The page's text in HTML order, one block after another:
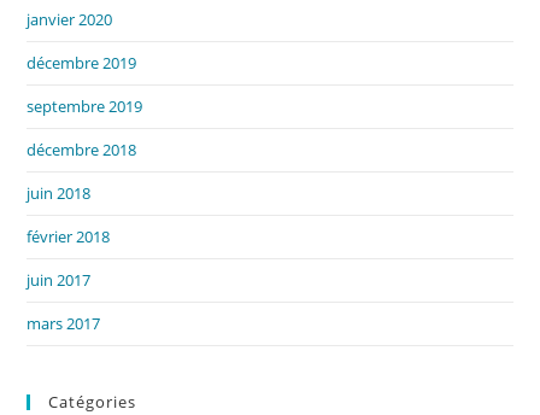
janvier 2020
décembre 2019
septembre 2019
décembre 2018
juin 2018
février 2018
juin 2017
mars 2017
Catégories